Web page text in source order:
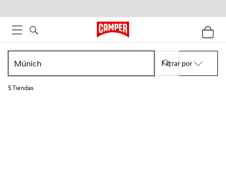
Filtrar por
5Tiendas